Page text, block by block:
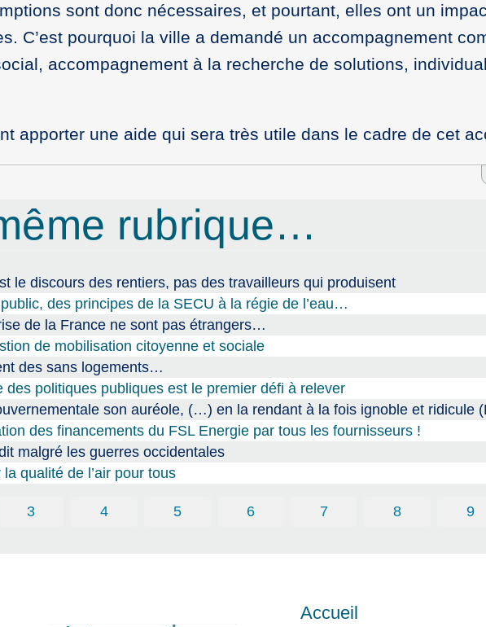
sont donc nécessaires, et pourtant, elles ont un
C’est pourquoi la ville a demandé un accompagnement
accompagnement à la recherche de solutions,
apporter une aide qui sera très utile dans le cadre de cet
rubrique…
le discours des rentiers, pas des travailleurs qui produisent
des principes de la SECU à la régie de l’eau…
de la France ne sont pas étrangers…
de mobilisation citoyenne et sociale
des sans logements…
des politiques publiques est le premier défi à relever
son auréole, (…) en la rendant à la fois ignoble et ridicule
des financements du FSL Energie par tous les fournisseurs !
malgré les guerres occidentales
qualité de l’air pour tous
3 4 5 6 7 8 9
Accueil